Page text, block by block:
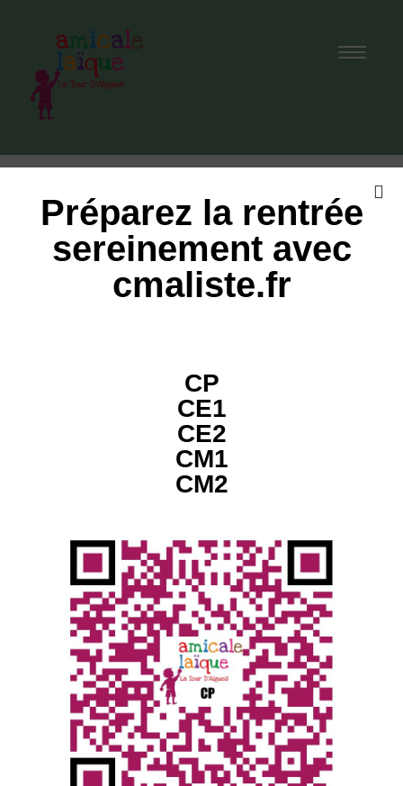
Nous Contacter
Préparez la rentrée
sereinement avec
cmaliste.fr
CP
CE1
CE2
CM1
CM2